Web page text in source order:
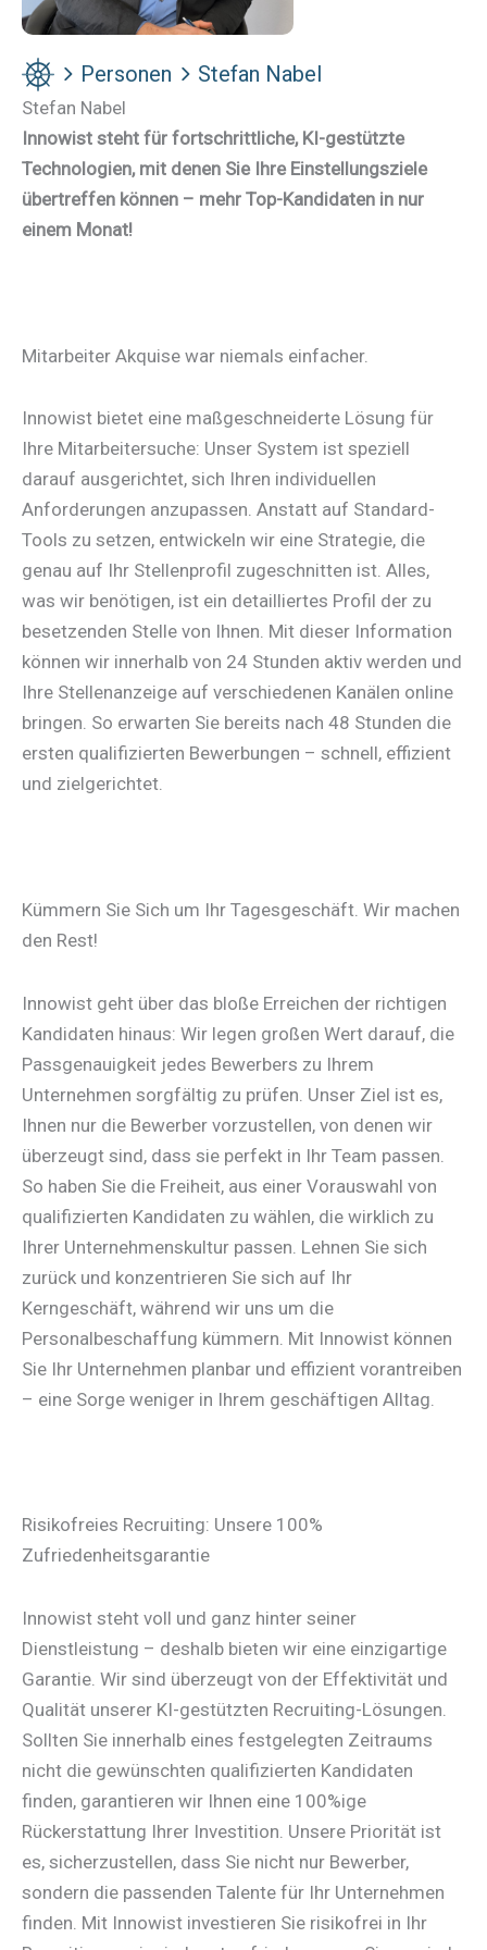
Personen Stefan Nabel
Stefan Nabel
Innowist steht für fortschrittliche, KI-gestützte
Technologien, mit denen Sie Ihre Einstellungsziele
übertreffen können – mehr Top-Kandidaten in nur
einem Monat!
Mitarbeiter Akquise war niemals einfacher.
Innowist bietet eine maßgeschneiderte Lösung für
Ihre Mitarbeitersuche: Unser System ist speziell
darauf ausgerichtet, sich Ihren individuellen
Anforderungen anzupassen. Anstatt auf Standard-
Tools zu setzen, entwickeln wir eine Strategie, die
genau auf Ihr Stellenprofil zugeschnitten ist. Alles,
was wir benötigen, ist ein detailliertes Profil der zu
besetzenden Stelle von Ihnen. Mit dieser Information
können wir innerhalb von 24 Stunden aktiv werden und
Ihre Stellenanzeige auf verschiedenen Kanälen online
bringen. So erwarten Sie bereits nach 48 Stunden die
ersten qualifizierten Bewerbungen – schnell, effizient
und zielgerichtet.
Kümmern Sie Sich um Ihr Tagesgeschäft. Wir machen
den Rest!
Innowist geht über das bloße Erreichen der richtigen
Kandidaten hinaus: Wir legen großen Wert darauf, die
Passgenauigkeit jedes Bewerbers zu Ihrem
Unternehmen sorgfältig zu prüfen. Unser Ziel ist es,
Ihnen nur die Bewerber vorzustellen, von denen wir
überzeugt sind, dass sie perfekt in Ihr Team passen.
So haben Sie die Freiheit, aus einer Vorauswahl von
qualifizierten Kandidaten zu wählen, die wirklich zu
Ihrer Unternehmenskultur passen. Lehnen Sie sich
zurück und konzentrieren Sie sich auf Ihr
Kerngeschäft, während wir uns um die
Personalbeschaffung kümmern. Mit Innowist können
Sie Ihr Unternehmen planbar und effizient vorantreiben
– eine Sorge weniger in Ihrem geschäftigen Alltag.
Risikofreies Recruiting: Unsere 100%
Zufriedenheitsgarantie
Innowist steht voll und ganz hinter seiner
Dienstleistung – deshalb bieten wir eine einzigartige
Garantie. Wir sind überzeugt von der Effektivität und
Qualität unserer KI-gestützten Recruiting-Lösungen.
Sollten Sie innerhalb eines festgelegten Zeitraums
nicht die gewünschten qualifizierten Kandidaten
finden, garantieren wir Ihnen eine 100%ige
Rückerstattung Ihrer Investition. Unsere Priorität ist
es, sicherzustellen, dass Sie nicht nur Bewerber,
sondern die passenden Talente für Ihr Unternehmen
finden. Mit Innowist investieren Sie risikofrei in Ihr